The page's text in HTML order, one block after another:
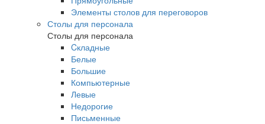
Элементы столов для переговоров
Столы для персонала
Столы для персонала
Cкладные
Белые
Большие
Компьютерные
Левые
Недорогие
Письменные